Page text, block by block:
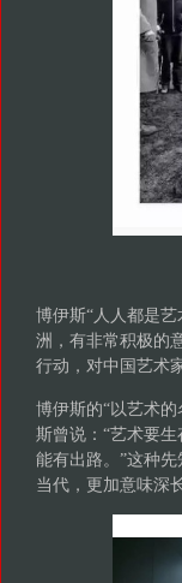
博伊斯“人人都是
洲，有非常积极的
行动，对中国艺术
博伊斯的“以艺术
斯曾说：“艺术要
能有出路。”这种
当代，更加意味深